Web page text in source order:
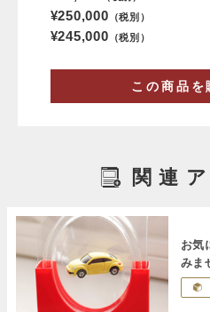
¥250,000 （税別）
¥245,000 （税別）
この商品を
関連
お気
みま